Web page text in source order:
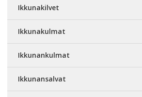
Ikkunakilvet
Ikkunakulmat
Ikkunankulmat
Ikkunansalvat